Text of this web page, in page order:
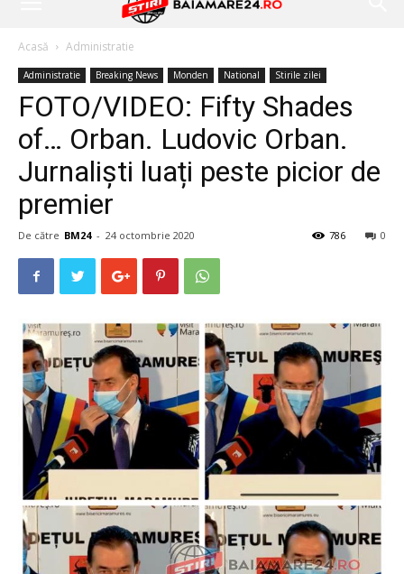
Acasă Administratie
Administratie Breaking News Monden National Stirile zilei
FOTO/VIDEO: Fifty Shades
of… Orban. Ludovic Orban.
Jurnaliști luați peste picior de
premier
De către BM24 - 24 octombrie 2020 0
786